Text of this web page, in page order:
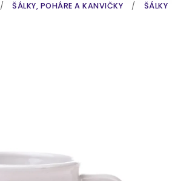
/ ŠÁLKY, POHÁRE A KANVIČKY / ŠÁLKY